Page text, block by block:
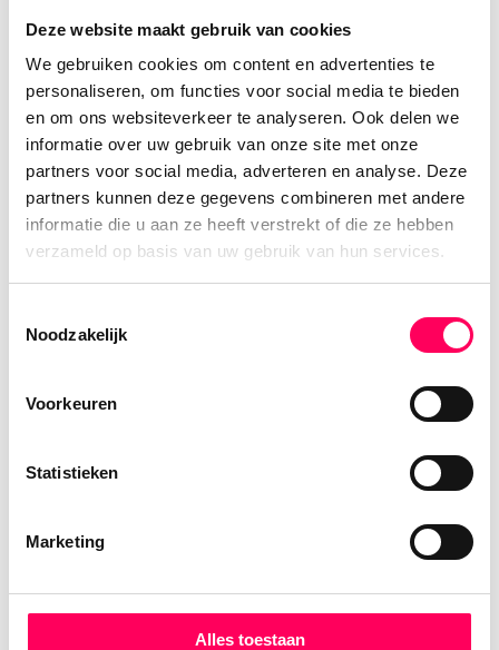
Deze website maakt gebruik van cookies
We gebruiken cookies om content en advertenties te
personaliseren, om functies voor social media te bieden
en om ons websiteverkeer te analyseren. Ook delen we
informatie over uw gebruik van onze site met onze
partners voor social media, adverteren en analyse. Deze
partners kunnen deze gegevens combineren met andere
informatie die u aan ze heeft verstrekt of die ze hebben
verzameld op basis van uw gebruik van hun services.
Noodzakelijk
Voorkeuren
Statistieken
Marketing
Alles toestaan
Evelien Booms
Reisspecialist Sri Lanka, Nepal, Bhutan en
India
indruk! De vele palmbomen, luid
toeterende tuktuks, de felgekleurde sari's,
maken voor deze bestemming.